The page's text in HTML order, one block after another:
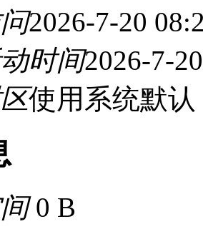
2026-7-20
时间2026-7-
使用系统默认
0 B